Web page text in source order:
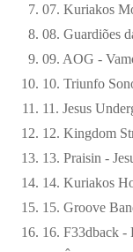
07. Kuriakos
08. Guardiões
09. AOG -
10. Triunfo
11. Jesus
12. Kingdom
13. Praisin -
14. Kuriakos
15. Groove
16. F33dback -